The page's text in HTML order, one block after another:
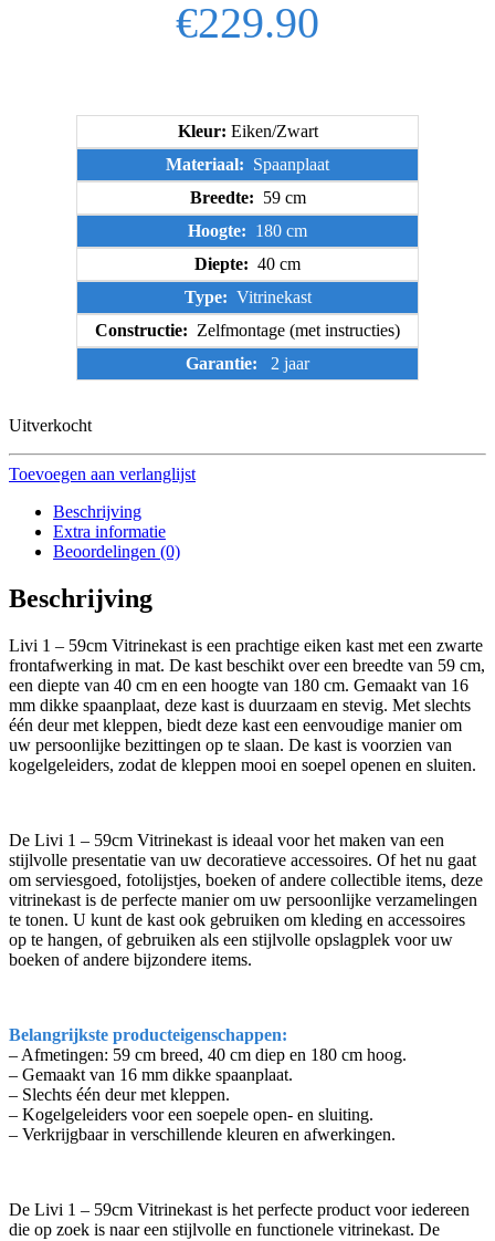
€229.90
Kleur: Eiken/Zwart
Materiaal: Spaanplaat
Breedte: 59 cm
Hoogte: 180 cm
Diepte: 40 cm
Type: Vitrinekast
Constructie: Zelfmontage (met instructies)
Garantie: 2 jaar
Uitverkocht
Toevoegen aan verlanglijst
Beschrijving
Extra informatie
Beoordelingen (0)
Beschrijving
Livi 1 – 59cm Vitrinekast is een prachtige eiken kast met een zwarte
frontafwerking in mat. De kast beschikt over een breedte van 59 cm,
een diepte van 40 cm en een hoogte van 180 cm. Gemaakt van 16
mm dikke spaanplaat, deze kast is duurzaam en stevig. Met slechts
één deur met kleppen, biedt deze kast een eenvoudige manier om
uw persoonlijke bezittingen op te slaan. De kast is voorzien van
kogelgeleiders, zodat de kleppen mooi en soepel openen en sluiten.
De Livi 1 – 59cm Vitrinekast is ideaal voor het maken van een
stijlvolle presentatie van uw decoratieve accessoires. Of het nu gaat
om serviesgoed, fotolijstjes, boeken of andere collectible items, deze
vitrinekast is de perfecte manier om uw persoonlijke verzamelingen
te tonen. U kunt de kast ook gebruiken om kleding en accessoires
op te hangen, of gebruiken als een stijlvolle opslagplek voor uw
boeken of andere bijzondere items.
Belangrijkste producteigenschappen:
– Afmetingen: 59 cm breed, 40 cm diep en 180 cm hoog.
– Gemaakt van 16 mm dikke spaanplaat.
– Slechts één deur met kleppen.
– Kogelgeleiders voor een soepele open- en sluiting.
– Verkrijgbaar in verschillende kleuren en afwerkingen.
De Livi 1 – 59cm Vitrinekast is het perfecte product voor iedereen
die op zoek is naar een stijlvolle en functionele vitrinekast. De